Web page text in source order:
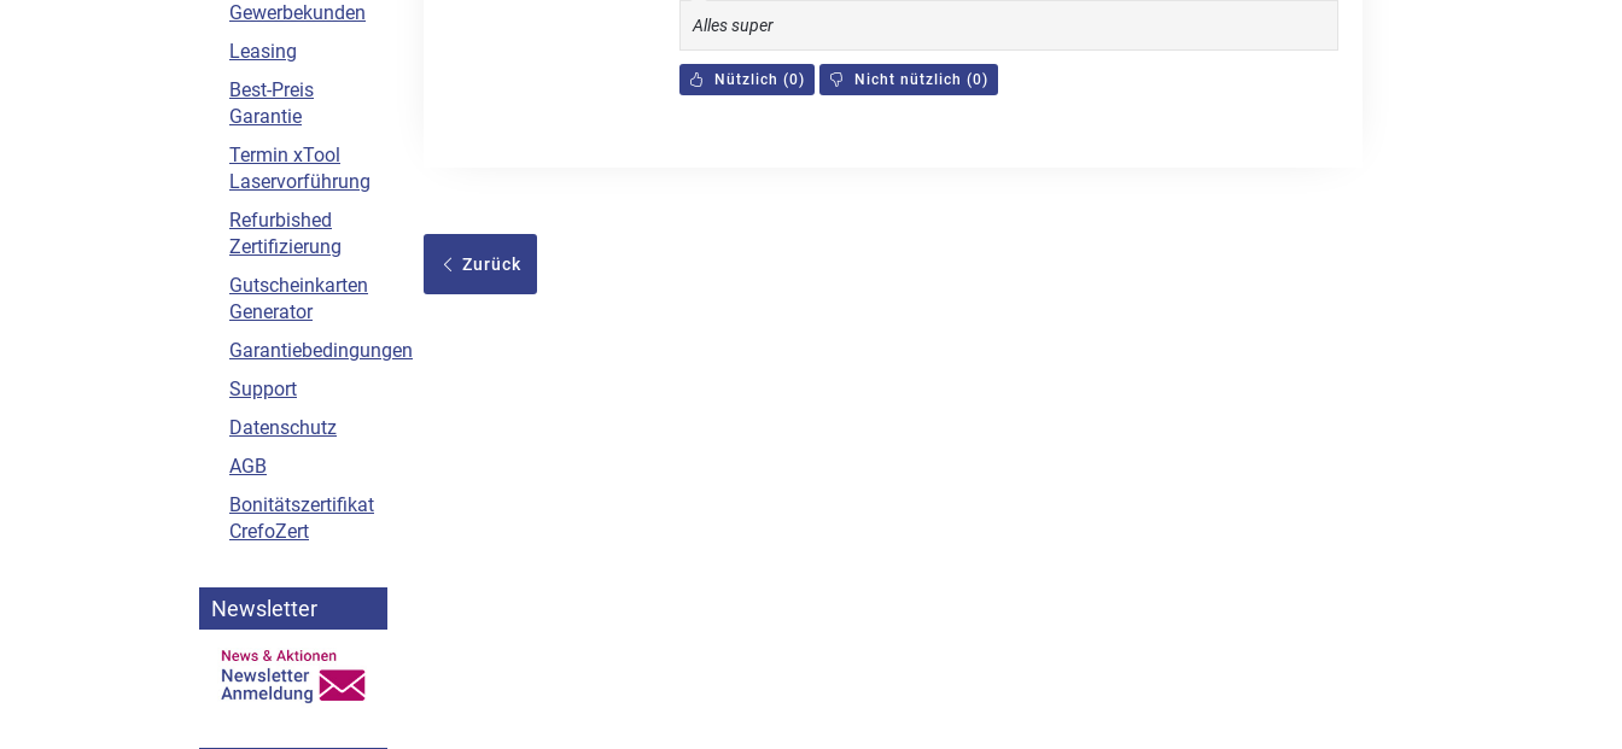
Alles super
Nützlich (0) Nicht nützlich (0)
Zurück
Gewerbekunden
Leasing
Best-Preis
Garantie
Termin xTool
Laservorführung
Refurbished
Zertifizierung
Gutscheinkarten
Generator
Garantiebedingungen
Support
Datenschutz
AGB
Bonitätszertifikat
CrefoZert
Newsletter